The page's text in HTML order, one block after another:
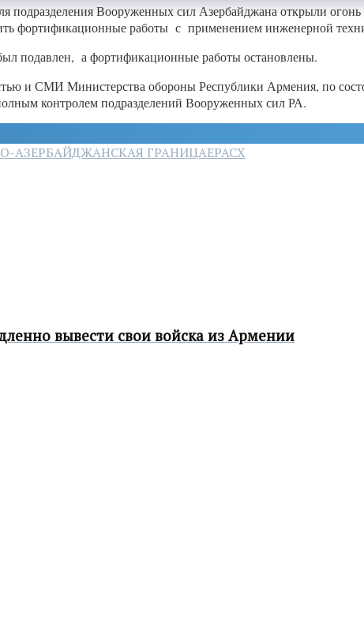
Вооруженных сил Азербайджана открыли
фортификационные работы с применением инженерной
подавлен, а фортификационные работы остановлены.
и СМИ Министерства обороны Республики Армения, по
контролем подразделений Вооруженных сил РА.
АЗЕРБАЙДЖАНСКАЯ ГРАНИЦАЕРАСХ
вывести свои войска из Армении